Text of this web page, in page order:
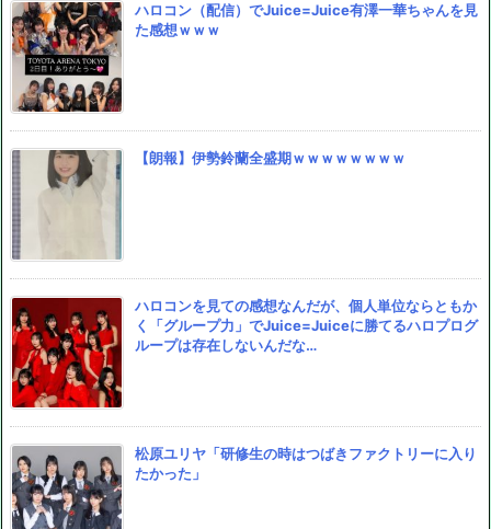
ハロコン（配信）でJuice=Juice有澤一華ちゃんを見
た感想ｗｗｗ
【朗報】伊勢鈴蘭全盛期ｗｗｗｗｗｗｗｗ
ハロコンを見ての感想なんだが、個人単位ならともか
く「グループ力」でJuice=Juiceに勝てるハロプログ
ループは存在しないんだな…
松原ユリヤ「研修生の時はつばきファクトリーに入り
たかった」